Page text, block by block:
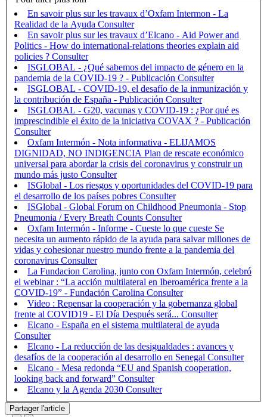
En savoir plus sur les travaux d’Oxfam Intermon - La
Realidad de la Ayuda
En savoir plus sur les travaux d’Elcano - Aid Power and
Politics - How do international-relations theories explain aid
policies ?
ISGLOBAL - ¿Qué sabemos del impacto de género en la
pandemia de la COVID-19 ? - Publicación
ISGLOBAL - COVID-19, el desafío de la inmunización y
la contribución de España - Publicación
ISGLOBAL - G20, vacunas y COVID-19 : ¿Por qué es
imprescindible el éxito de la iniciativa COVAX ? - Publicación
Oxfam Intermón - Nota informativa - ELIJAMOS
DIGNIDAD, NO INDIGENCIA Plan de rescate económico
universal para abordar la crisis del coronavirus y construir un
mundo más justo
ISGlobal - Los riesgos y oportunidades del COVID-19 para
el desarrollo de los países pobres
ISGlobal - Global Forum on Childhood Pneumonia - Stop
Pneumonia / Every Breath Counts
Oxfam Intermón - Informe - Cueste lo que cueste Se
necesita un aumento rápido de la ayuda para salvar millones de
vidas y cohesionar nuestro mundo frente a la pandemia del
coronavirus
La Fundacion Carolina, junto con Oxfam Intermón, celebró
el webinar : “La acción multilateral en Iberoamérica frente a la
COVID-19” - Fundación Carolina
Video : Repensar la cooperación y la gobernanza global
frente al COVID19 - El Día Después será...
Elcano - España en el sistema multilateral de ayuda
Elcano - La reducción de las desigualdades : avances y
desafíos de la cooperación al desarrollo en Senegal
Elcano - Mesa redonda “EU and Spanish cooperation,
looking back and forward”
Elcano y la Agenda 2030
Partager l'article